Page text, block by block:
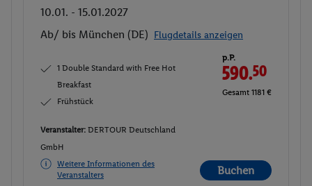
10.01. - 15.01.2027
Ab/ bis München (DE) Flugdetails anzeigen
1 Double Standard with Free Hot
Breakfast
Frühstück
p.P.
590.50
Gesamt 1181 €
Veranstalter: DERTOUR Deutschland
GmbH
Weitere Informationen des
Veranstalters
Buchen